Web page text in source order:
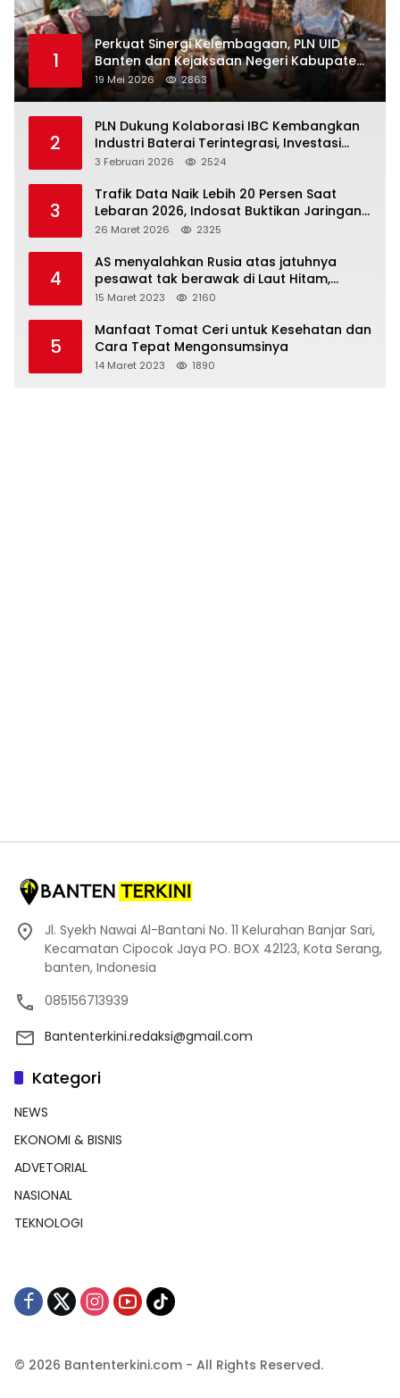
1
Perkuat Sinergi Kelembagaan, PLN UID
Banten dan Kejaksaan Negeri Kabupaten
Tangerang Kolaborasi Dukung Pelayanan
Publik
19 Mei 2026 2863
2
PLN Dukung Kolaborasi IBC Kembangkan
Industri Baterai Terintegrasi, Investasi
Capai USD 6 Miliar
3 Februari 2026 2524
3
Trafik Data Naik Lebih 20 Persen Saat
Lebaran 2026, Indosat Buktikan Jaringan
Tangguh Layani Jutaan Pemudik
26 Maret 2026 2325
4
AS menyalahkan Rusia atas jatuhnya
pesawat tak berawak di Laut Hitam,
Moskow menyangkal
15 Maret 2023 2160
5
Manfaat Tomat Ceri untuk Kesehatan dan
Cara Tepat Mengonsumsinya
14 Maret 2023 1890
Jl. Syekh Nawai Al-Bantani No. 11 Kelurahan Banjar Sari,
Kecamatan Cipocok Jaya PO. BOX 42123, Kota Serang,
banten, Indonesia
085156713939
Bantenterkini.redaksi@gmail.com
Kategori
NEWS
EKONOMI & BISNIS
ADVETORIAL
NASIONAL
TEKNOLOGI
© 2026 Bantenterkini.com - All Rights Reserved.